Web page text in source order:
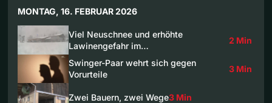
MONTAG, 16. FEBRUAR 2026
Viel Neuschnee und erhöhte
Lawinengefahr im…
2 Min
Swinger-Paar wehrt sich gegen
Vorurteile
3 Min
Zwei Bauern, zwei Wege3 Min